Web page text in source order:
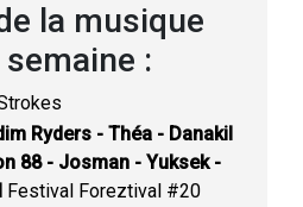
la musique
:
Ryders - Théa - Danakil
88 - Josman - Yuksek -
Festival Foreztival #20